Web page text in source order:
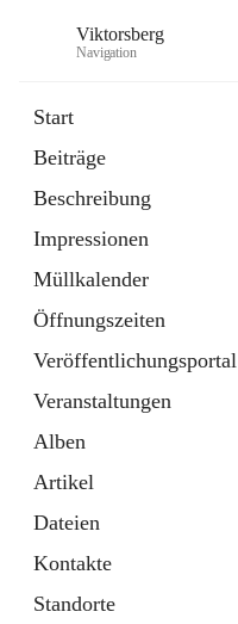
Viktorsberg
Navigation
Start
Beiträge
Beschreibung
Impressionen
Müllkalender
Öffnungszeiten
Veröffentlichungsportal
Veranstaltungen
Alben
Artikel
Dateien
Kontakte
Standorte